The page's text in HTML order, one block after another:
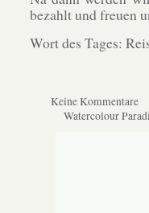
bezahlt und freuen
Wort des Tages:
Keine Kommentare
Watercolour